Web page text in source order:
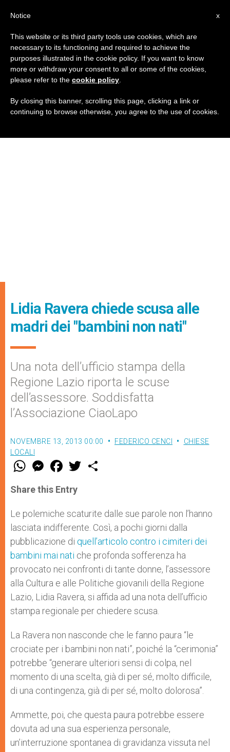
Lidia Ravera chiede scusa alle
madri dei "bambini non nati"
Una nota dell’ufficio stampa della
Regione Lazio riporta le scuse
dell’assessore. Soddisfatta
l’Associazione CiaoLapo
NOVEMBRE 13, 2013 00:00 FEDERICO CENCI
CHIESE
LOCALI
W
t
s
p
p
M
e
s
e
g
e
r
F
a
e
b
o
k
w
r
Share this Entry
Le polemiche scaturite dalle sue parole non l’hanno
lasciata indifferente. Così, a pochi giorni dalla
pubblicazione di quell’articolo contro i cimiteri dei
bambini mai nati che profonda sofferenza ha
provocato nei confronti di tante donne, l’assessore
alla Cultura e alle Politiche giovanili della Regione
Lazio, Lidia Ravera, si affida ad una nota dell’ufficio
stampa regionale per chiedere scusa.
La Ravera non nasconde che le fanno paura “le
crociate per i bambini non nati”, poiché la “cerimonia”
potrebbe “generare ulteriori sensi di colpa, nel
momento di una scelta, già di per sé, molto difficile,
di una contingenza, già di per sé, molto dolorosa”.
Ammette, poi, che questa paura potrebbe essere
dovuta ad una sua esperienza personale,
un’interruzione spontanea di gravidanza vissuta nel
x
Notice
This website or its third party tools use cookies, which are
necessary to its functioning and required to achieve the
purposes illustrated in the cookie policy. If you want to know
more or withdraw your consent to all or some of the cookies,
please refer to the cookie policy
By closing this banner, scrolling this page, clicking a link or
continuing to browse otherwise, you agree to the use of cookies.